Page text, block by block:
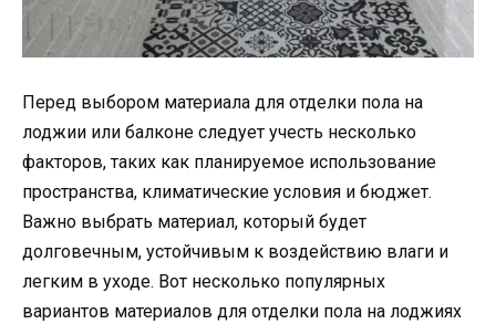
Перед выбором материала для отделки пола на
лоджии или балконе следует учесть несколько
факторов, таких как планируемое использование
пространства, климатические условия и бюджет.
Важно выбрать материал, который будет
долговечным, устойчивым к воздействию влаги и
легким в уходе. Вот несколько популярных
вариантов материалов для отделки пола на лоджиях